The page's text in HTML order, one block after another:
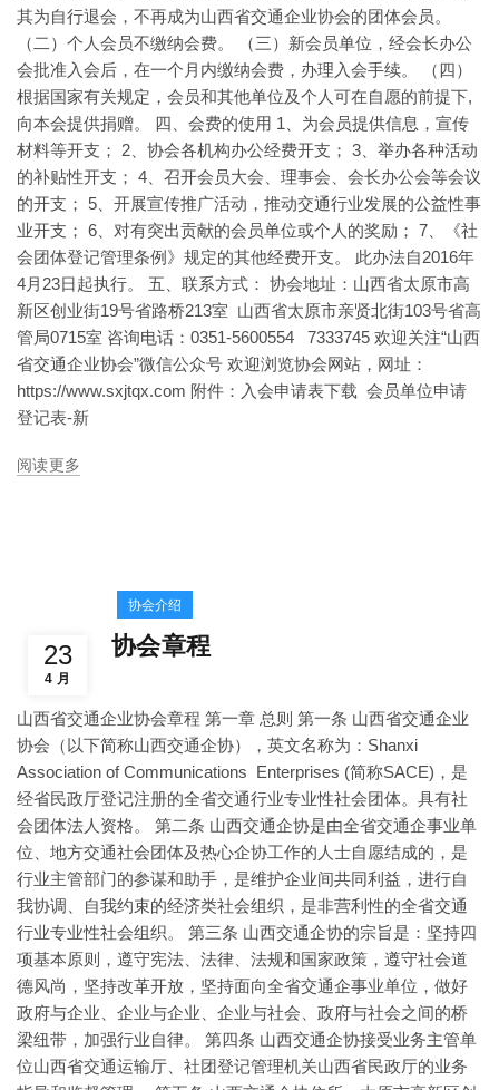
其为自行退会，不再成为山西省交通企业协会的团体会员。
（二）个人会员不缴纳会费。 （三）新会员单位，经会长办公
会批准入会后，在一个月内缴纳会费，办理入会手续。 （四）
根据国家有关规定，会员和其他单位及个人可在自愿的前提下,
向本会提供捐赠。 四、会费的使用 1、为会员提供信息，宣传
材料等开支； 2、协会各机构办公经费开支； 3、举办各种活动
的补贴性开支； 4、召开会员大会、理事会、会长办公会等会议
的开支； 5、开展宣传推广活动，推动交通行业发展的公益性事
业开支； 6、对有突出贡献的会员单位或个人的奖励； 7、《社
会团体登记管理条例》规定的其他经费开支。 此办法自2016年
4月23日起执行。 五、联系方式： 协会地址：山西省太原市高
新区创业街19号省路桥213室 山西省太原市亲贤北街103号省高
管局0715室 咨询电话：0351-5600554 7333745 欢迎关注“山西
省交通企业协会”微信公众号 欢迎浏览协会网站，网址：
https://www.sxjtqx.com 附件：入会申请表下载 会员单位申请
登记表-新
阅读更多
23
4 月
协会介绍
协会章程
山西省交通企业协会章程 第一章 总则 第一条 山西省交通企业
协会（以下简称山西交通企协），英文名称为：Shanxi
Association of Communications Enterprises (简称SACE)，是
经省民政厅登记注册的全省交通行业专业性社会团体。具有社
会团体法人资格。 第二条 山西交通企协是由全省交通企事业单
位、地方交通社会团体及热心企协工作的人士自愿结成的，是
行业主管部门的参谋和助手，是维护企业间共同利益，进行自
我协调、自我约束的经济类社会组织，是非营利性的全省交通
行业专业性社会组织。 第三条 山西交通企协的宗旨是：坚持四
项基本原则，遵守宪法、法律、法规和国家政策，遵守社会道
德风尚，坚持改革开放，坚持面向全省交通企事业单位，做好
政府与企业、企业与企业、企业与社会、政府与社会之间的桥
梁纽带，加强行业自律。 第四条 山西交通企协接受业务主管单
位山西省交通运输厅、社团登记管理机关山西省民政厅的业务